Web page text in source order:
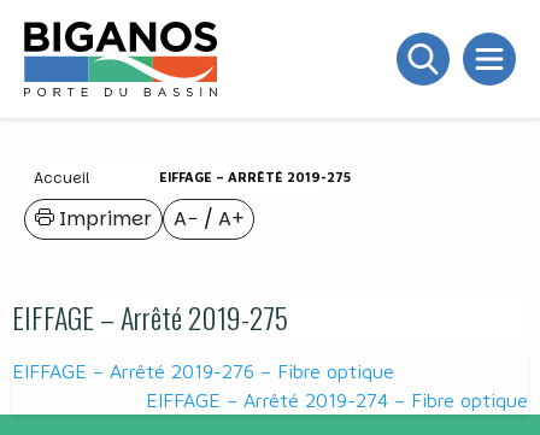
Accueil EIFFAGE – ARRÊTÉ 2019-275
A− / A+
Imprimer
EIFFAGE – Arrêté 2019-275
Navigation
de
EIFFAGE – Arrêté 2019-276 – Fibre optique
EIFFAGE – Arrêté 2019-274 – Fibre optique